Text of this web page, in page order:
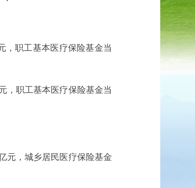
职工基本医疗保险基金当
职工基本医疗保险基金当
，城乡居民医疗保险基金